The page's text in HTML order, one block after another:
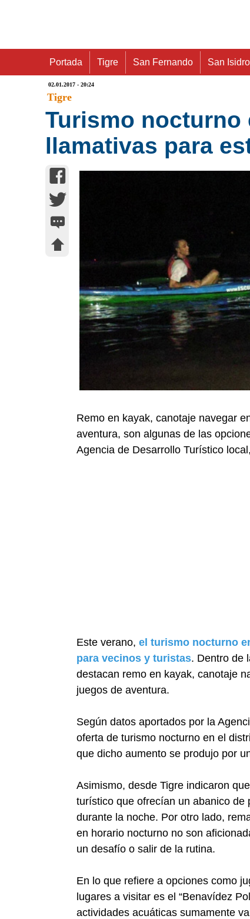
Portada Tigre San Fernando San Isidro
02.01.2017 - 20:24
Tigre
Turismo nocturno
llamativas para
Remo en kayak, canotaje navegar
aventura, son algunas de las
Agencia de Desarrollo Turístico
Este verano, el turismo nocturno
para vecinos y turistas. Dentro de
destacan remo en kayak, canotaje
juegos de aventura.
Según datos aportados por la
oferta de turismo nocturno en el
que dicho aumento se produjo por
Asimismo, desde Tigre indicaron
turístico que ofrecían un abanico
durante la noche. Por otro lado,
en horario nocturno no son
un desafío o salir de la rutina.
En lo que refiere a opciones como
lugares a visitar es el “Benavídez
actividades acuáticas sumamente